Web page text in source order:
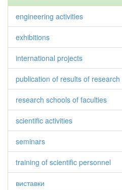
engineering activities
exhibitions
international projects
publication of results of research
research schools of faculties
scientific activities
seminars
training of scientific personnel
виставки